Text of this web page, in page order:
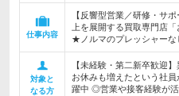
仕事内容
【反響型営業／研修・サ
上を展開する買取専門店
★ノルマのプレッシャーな
対象と
なる方
【未経験・第二新卒歓迎
お休みも増えたという社
躍中 ◎営業や接客経験が